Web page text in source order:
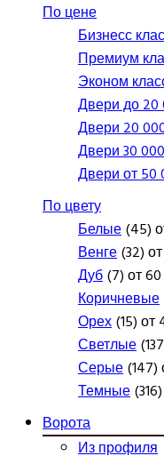
По цене
Бизнесс
Премиум
Эконом
Двери до 20
Двери 20
Двери 30
Двери от 50
По цвету
Белые(45)
Венге(32)
Дуб(7) от
Коричневые
Орех(15) от
Светлые
Серые(147)
Темные
Ворота
Из профиля